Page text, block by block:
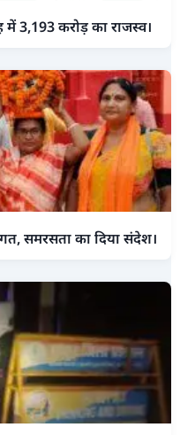
में 3,193 करोड़ का राजस्व।
समरसता का दिया संदेश।